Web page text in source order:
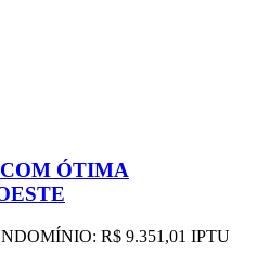
ÓTIMA
R$ 9.351,01 IPTU